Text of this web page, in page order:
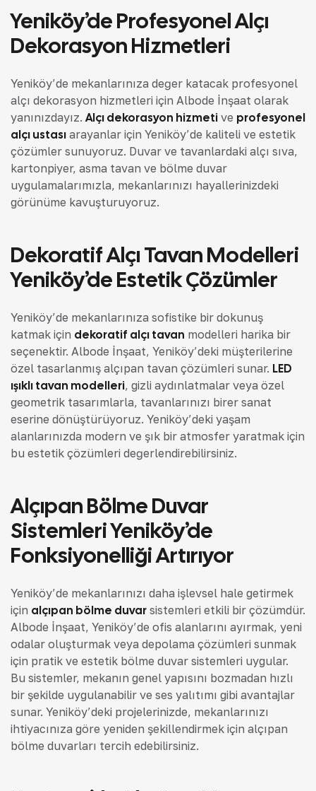
Yeniköy’de Profesyonel Alçı
Dekorasyon Hizmetleri
Yeniköy’de mekanlarınıza değer katacak profesyonel
alçı dekorasyon hizmetleri için Albode İnşaat olarak
yanınızdayız.Alçı dekorasyon hizmeti ve profesyonel
alçı ustası arayanlar için Yeniköy’de kaliteli ve estetik
çözümler sunuyoruz. Duvar ve tavanlardaki alçı sıva,
kartonpiyer, asma tavan ve bölme duvar
uygulamalarımızla, mekanlarınızı hayallerinizdeki
görünüme kavuşturuyoruz.
Dekoratif Alçı Tavan Modelleri
Yeniköy’de Estetik Çözümler
Yeniköy’de mekanlarınıza sofistike bir dokunuş
katmak için dekoratif alçı tavan modelleri harika bir
seçenektir. Albode İnşaat, Yeniköy’deki müşterilerine
özel tasarlanmış alçıpan tavan çözümleri sunar. LED
ışıklı tavan modelleri, gizli aydınlatmalar veya özel
geometrik tasarımlarla, tavanlarınızı birer sanat
eserine dönüştürüyoruz. Yeniköy’deki yaşam
alanlarınızda modern ve şık bir atmosfer yaratmak için
bu estetik çözümleri değerlendirebilirsiniz.
Alçıpan Bölme Duvar
Sistemleri Yeniköy’de
Fonksiyonelliği Artırıyor
Yeniköy’de mekanlarınızı daha işlevsel hale getirmek
için alçıpan bölme duvar sistemleri etkili bir çözümdür.
Albode İnşaat, Yeniköy’de ofis alanlarını ayırmak, yeni
odalar oluşturmak veya depolama çözümleri sunmak
için pratik ve estetik bölme duvar sistemleri uygular.
Bu sistemler, mekanın genel yapısını bozmadan hızlı
bir şekilde uygulanabilir ve ses yalıtımı gibi avantajlar
sunar. Yeniköy’deki projelerinizde, mekanlarınızı
ihtiyacınıza göre yeniden şekillendirmek için alçıpan
bölme duvarları tercih edebilirsiniz.